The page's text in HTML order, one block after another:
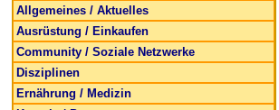
Allgemeines / Aktuelles
Ausrüstung / Einkaufen
Community / Soziale Netzwerke
Disziplinen
Ernährung / Medizin